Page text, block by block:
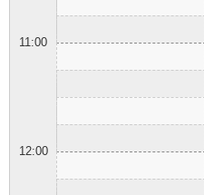
11:00
12:00